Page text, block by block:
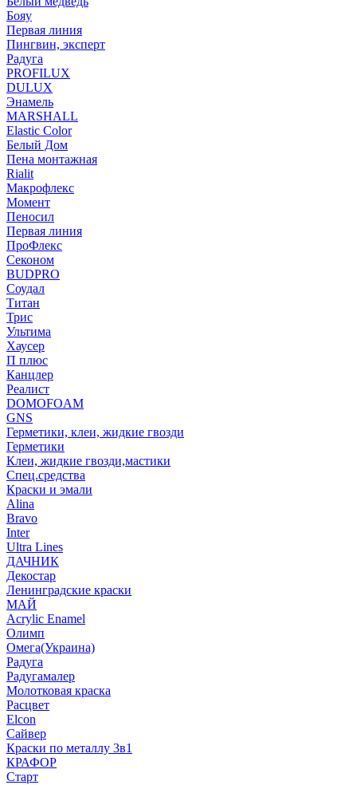
Бояу
Первая линия
Пингвин, эксперт
Радуга
PROFILUX
DULUX
Энамель
MARSHALL
Elastic Color
Белый Дом
Пена монтажная
Rialit
Макрофлекс
Момент
Пеносил
Первая линия
ПроФлекс
Секоном
BUDPRO
Соудал
Титан
Трис
Ультима
Хаусер
П плюс
Канцлер
Реалист
DOMOFOAM
GNS
Герметики, клеи, жидкие гвозди
Герметики
Клеи, жидкие гвозди,мастики
Спец.средства
Краски и эмали
Alina
Bravo
Inter
Ultra Lines
ДАЧНИК
Декостар
Ленинградские краски
МАЙ
Acrylic Enamel
Олимп
Омега(Украина)
Радуга
Радугамалер
Молотковая краска
Расцвет
Elcon
Сайвер
Краски по металлу 3в1
КРАФОР
Старт